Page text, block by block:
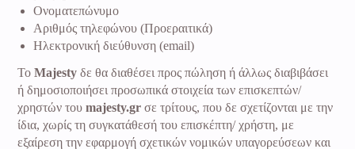
Ονοματεπώνυμο
Aριθμός τηλεφώνου (Προεραιτικά)
Ηλεκτρονική διεύθυνση (email)
ΤοMajesty δε θα διαθέσει προς πώληση ή άλλως διαβιβάσει
ή δημοσιοποιήσει προσωπικά στοιχεία των επισκεπτών/
χρηστών τουmajesty.gr σε τρίτους, που δε σχετίζονται με την
ίδια, χωρίς τη συγκατάθεσή του επισκέπτη/ χρήστη, με
εξαίρεση την εφαρμογή σχετικών νομικών υπαγορεύσεων και